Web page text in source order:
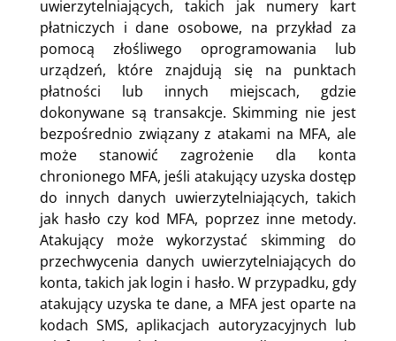
uwierzytelniających, takich jak numery kart
płatniczych i dane osobowe, na przykład za
pomocą złośliwego oprogramowania lub
urządzeń, które znajdują się na punktach
płatności lub innych miejscach, gdzie
dokonywane są transakcje. Skimming nie jest
bezpośrednio związany z atakami na MFA, ale
może stanowić zagrożenie dla konta
chronionego MFA, jeśli atakujący uzyska dostęp
do innych danych uwierzytelniających, takich
jak hasło czy kod MFA, poprzez inne metody.
Atakujący może wykorzystać skimming do
przechwycenia danych uwierzytelniających do
konta, takich jak login i hasło. W przypadku, gdy
atakujący uzyska te dane, a MFA jest oparte na
kodach SMS, aplikacjach autoryzacyjnych lub